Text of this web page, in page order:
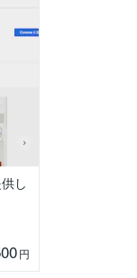
し
円